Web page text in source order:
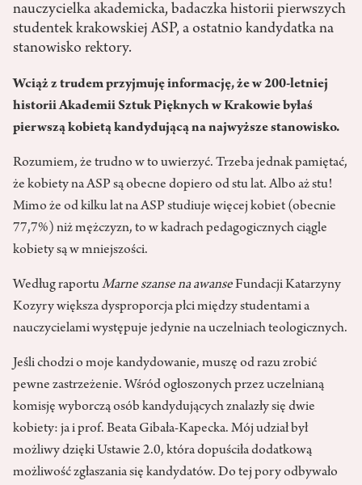
nauczycielka akademicka, badaczka historii pierwszych
studentek krakowskiej ASP, a ostatnio kandydatka na
stanowisko rektory.
Wciąż z trudem przyjmuję informację, że w 200‑letniej
historii Akademii Sztuk Pięknych wKrakowie byłaś
pierwszą kobietą kandydującą na najwyższe stanowisko.
Rozumiem, że trudno w to uwierzyć. Trzeba jednak pamiętać,
że kobiety na ASP są obecne dopiero od stu lat. Albo aż stu!
Mimo że od kilku lat na ASP studiuje więcej kobiet (obecnie
77,7%) niż mężczyzn, to w kadrach pedagogicznych ciągle
kobiety są w mniejszości.
Według raportuMarne szanse na awanseFundacji Katarzyny
Kozyry większa dysproporcja płci między studentami a
nauczycielami występuje jedynie na uczelniach teologicznych.
Jeśli chodzi o moje kandydowanie, muszę od razu zrobić
pewne zastrzeżenie. Wśród ogłoszonych przez uczelnianą
komisję wyborczą osób kandydujących znalazły się dwie
kobiety: ja i prof. Beata Gibała-Kapecka. Mój udział był
możliwy dzięki Ustawie 2.0, która dopuściła dodatkową
możliwość zgłaszania się kandydatów. Do tej pory odbywało